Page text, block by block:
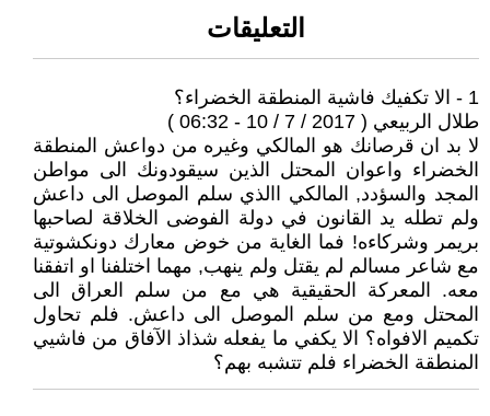
التعليقات
1 - الا تكفيك فاشية المنطقة الخضراء؟
طلال الربيعي ( 2017 / 7 / 10 - 06:32 )
لا بد ان قرصانك هو المالكي وغيره من دواعش المنطقة
الخضراء واعوان المحتل الذين سيقودونك الى مواطن
المجد والسؤدد, المالكي االذي سلم الموصل الى داعش
ولم تطله يد القانون في دولة الفوضى الخلاقة لصاحبها
بريمر وشركاءه! فما الغاية من خوض معارك دونكشوتية
مع شاعر مسالم لم يقتل ولم ينهب, مهما اختلفنا او اتفقنا
معه. المعركة الحقيقية هي مع من سلم العراق الى
المحتل ومع من سلم الموصل الى داعش. فلم تحاول
تكميم الافواه؟ الا يكفي ما يفعله شذاذ الآفاق من فاشيي
المنطقة الخضراء فلم تتشبه بهم؟